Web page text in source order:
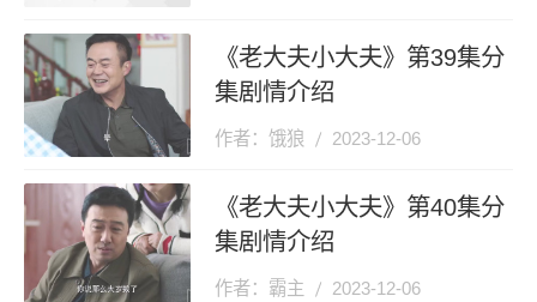
《老大夫小大夫》第39集分
集剧情介绍
作者：饿狼 2023-12-06
《老大夫小大夫》第40集分
集剧情介绍
作者：霸主 2023-12-06